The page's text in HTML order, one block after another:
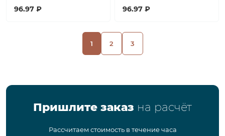
96.97 ₽ 96.97 ₽
1 2 3
Пришлите заказ на расчёт
Рассчитаем стоимость в течение часа